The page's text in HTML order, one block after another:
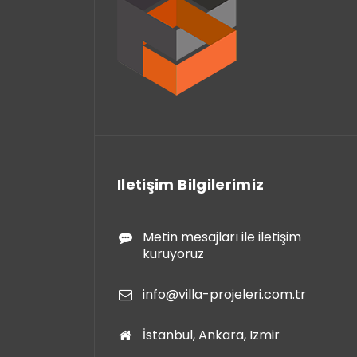
Iletişim Bilgilerimiz
Metin mesajları ile iletişim
kuruyoruz
info@villa-projeleri.com.tr
İstanbul, Ankara, Izmir